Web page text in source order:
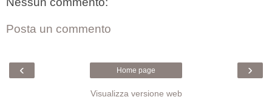
Posta un commento
‹ ›
Home page
Visualizza versione web